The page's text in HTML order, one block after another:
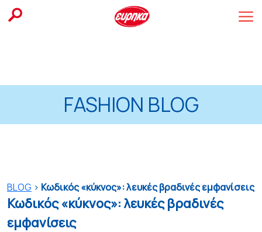
Skip
to
FASHION BLOG
BLOG > Κωδικός «κύκνος»: λευκές βραδινές εμφανίσεις
Κωδικός «κύκνος»: λευκές βραδινές
εμφανίσεις